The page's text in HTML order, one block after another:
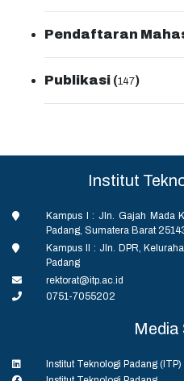
Pendaftaran
Publikasi (147)
Institut
Kampus I : Jln. Gajah Mada
Padang, Sumatera Barat
Kampus II : Jln. DPR,
Padang
rektorat@itp.ac.id
0751-7055202
Media
Institut Teknologi Padang (ITP)